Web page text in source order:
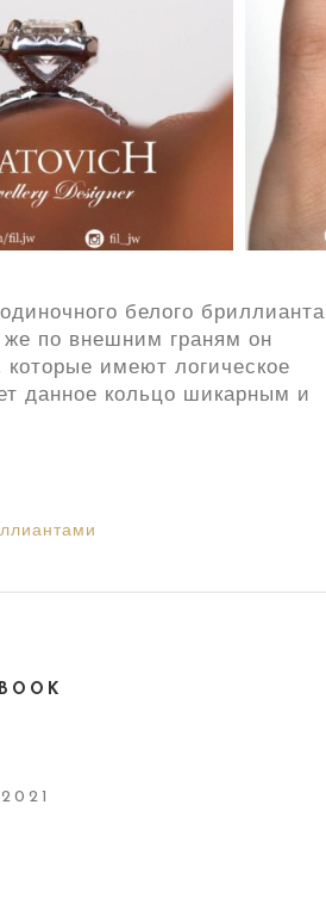
белого бриллианта
же по внешним граням он
имеют логическое
данное кольцо шикарным и